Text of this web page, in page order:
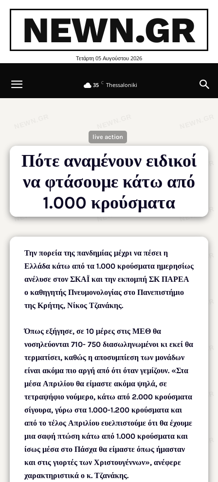
NEWN.GR
Τετάρτη 05 Αυγούστου 2026
35 C Thessaloniki
live action
Πότε αναμένουν ειδικοί
να φτάσουμε κάτω από
1.000 κρούσματα
Την πορεία της πανδημίας μέχρι να πέσει η
Ελλάδα κάτω από τα 1.000 κρούσματα ημερησίως
ανέλυσε στον ΣΚΑΪ και την εκπομπή ΣΚ ΠΑΡΕΑ
ο καθηγητής Πνευμονολογίας στο Πανεπιστήμιο
της Κρήτης, Νίκος Τζανάκης.
Όπως εξήγησε, σε 10 μέρες στις ΜΕΘ θα
νοσηλεύονται 710- 750 διασωληνωμένοι κι εκεί θα
τερματίσει, καθώς η αποσυμπίεση των μονάδων
είναι ακόμα πιο αργή από ότι όταν γεμίζουν. «Στα
μέσα Απριλίου θα είμαστε ακόμα ψηλά, σε
τετραψήφιο νούμερο, κάτω από 2.000 κρούσματα
σίγουρα, γύρω στα 1.000-1.200 κρούσματα και
από το τέλος Απριλίου ευελπιστούμε ότι θα έχουμε
μια σαφή πτώση κάτω από 1.000 κρούσματα και
ίσως μέσα στο Πάσχα θα είμαστε όπως ήμασταν
και στις γιορτές των Χριστουγέννων», ανέφερε
χαρακτηριστικά ο κ. Τζανάκης.